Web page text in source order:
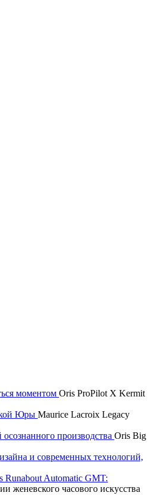
моментом Oris ProPilot X Kermit
Юры Maurice Lacroix Legacy
производства Oris Big
и современных технологий,
Runabout Automatic GMT:
женевского часового искусства